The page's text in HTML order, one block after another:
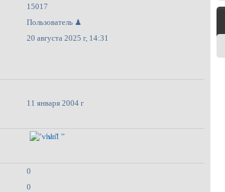
15017
Пользователь ♟
20 августа 2025 г, 14:31
11 января 2004 г
’vnl ’’
0
0